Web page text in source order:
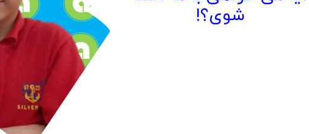
شوی؟!